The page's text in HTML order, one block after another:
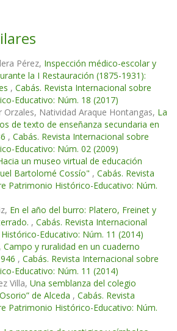
Pérez, Inspección médico-escolar y
la I Restauración (1875-1931):
, Cabás. Revista Internacional sobre
Educativo: Núm. 18 (2017)
Orzales, Natividad Araque Hontangas, La
de texto de enseñanza secundaria en
, Cabás. Revista Internacional sobre
Educativo: Núm. 02 (2009)
un museo virtual de educación
Bartolomé Cossío" , Cabás. Revista
Patrimonio Histórico-Educativo: Núm.
En el año del burro: Platero, Freinet y
, Cabás. Revista Internacional
Educativo: Núm. 11 (2014)
Campo y ruralidad en un cuaderno
, Cabás. Revista Internacional sobre
Educativo: Núm. 11 (2014)
Villa, Una semblanza del colegio
de Alceda , Cabás. Revista
Patrimonio Histórico-Educativo: Núm.